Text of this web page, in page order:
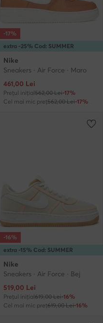
extra -25% Cod: SUMMER
-17%
Nike
Sneakers · Air Force · Maro
Prețul actual
461,00 Lei
Prețul inițial562,00 Lei-17%
Cel mai mic preț562,00 Lei-17%
extra -15% Cod: SUMMER
-16%
Nike
Sneakers · Air Force · Bej
Prețul actual
519,00 Lei
Prețul inițial619,00 Lei-16%
Cel mai mic preț619,00 Lei-16%